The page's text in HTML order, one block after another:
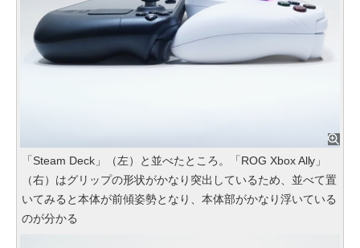
「Steam Deck」（左）と並べたところ。「ROG Xbox Ally」
（右）はグリップの形状がかなり突出しているため、並べて置
いてみると本体が前傾姿勢となり、本体部がかなり浮いている
のが分かる